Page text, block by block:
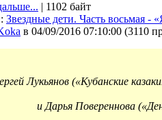
| 1102 байт
: Звездные дети. Часть восьмая -
в 04/09/2016 07:10:00 (3110
Лукьянов («Кубанские
и Дарья Повереннова